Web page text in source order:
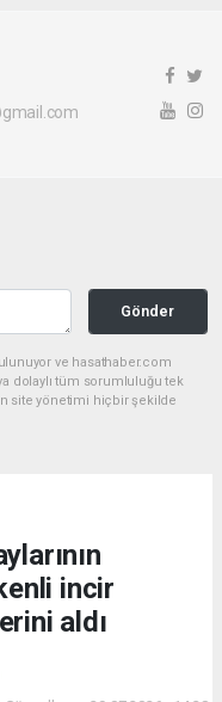
Gönder
ve hasathaber.com
dolaylı tüm sorumluluğu tek
site yönetimi hiçbir şekilde
incir
aldı